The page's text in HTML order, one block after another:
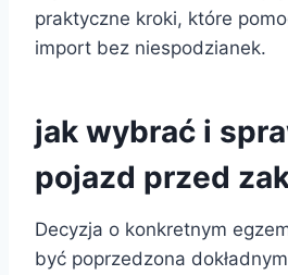
praktyczne kroki, które
import bez niespodzianek.
jak wybrać i
pojazd przed
Decyzja o konkretnym
być poprzedzona